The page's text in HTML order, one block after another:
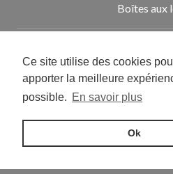
Ce site utilise des cookies
apporter la meilleure
possible. En savoir plus
Ok
Boîtes aux
Mentions